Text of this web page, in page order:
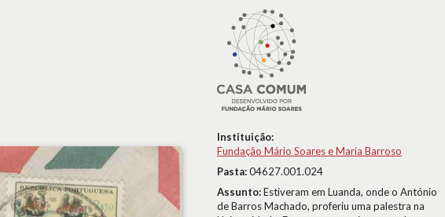
Instituição:
Fundação Mário Soares e Maria Barroso
Pasta:04627.001.024
Assunto:Estiveram em Luanda, onde o António
de Barros Machado, proferiu uma palestra na